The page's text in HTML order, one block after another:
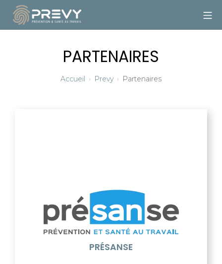
PARTENAIRES
Accueil Prevy Partenaires
PRÉSANSE
Présanse est l’organisme représentatif des Services
de Prévention et de Santé au Travail
Interentreprises de France.
Présanse dialogue avec les instances nationales
présentes dans le champ de la Santé au travail et de
la Prévention des risques professionnels, pour faire
valoir la réalité du fonctionnement des opérateurs
que sont les SPSTI.